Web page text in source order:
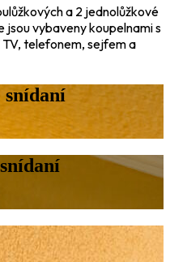
egyedülálló kombinációja
az igényes utazók
vendégeinknek a kényelem
Ez a partnerség a
a Richard Hotel által kínált
kíván hozzájárulni ahhoz
nyújtani.
a 2 jednolůžkové
vybaveny koupelnami s
telefonem, sejfem a
snídaní